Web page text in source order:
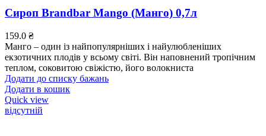
Сироп Brandbar Mango (Манго) 0,7л
159.0 ₴
Манго – один із найпопулярніших і найулюбленіших
екзотичних плодів у всьому світі. Він наповнений тропічним
теплом, соковитою свіжістю, його волокниста
Додати до списку бажань
Додати в кошик
Quick view
відсутній